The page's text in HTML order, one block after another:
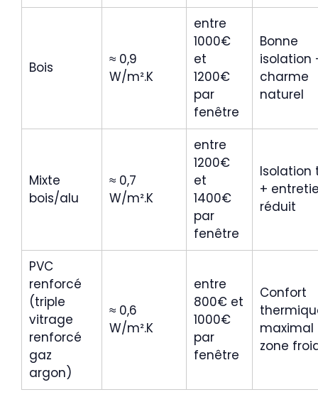
Bois
≈ 0,9
W/m².K
entre
1000€
et
1200€
par
fenêtre
Bonne
isolation
charme
naturel
Mixte
bois/alu
≈ 0,7
W/m².K
entre
1200€
et
1400€
par
fenêtre
Isolation
+
réduit
PVC
renforcé
(triple
vitrage
renforcé
gaz
argon)
≈ 0,6
W/m².K
entre
800€ et
1000€
par
fenêtre
Confort
maximal
zone